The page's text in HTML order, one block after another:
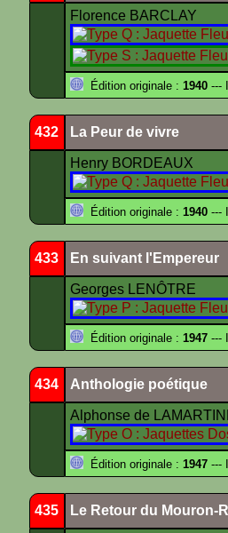
Florence BARCLAY
Édition originale : 1940 ---
432 La Peur de vivre
Henry BORDEAUX
Édition originale : 1940 ---
433 En suivant l'Empereur
Georges LENÔTRE
Édition originale : 1947 ---
434 Anthologie poétique
Alphonse de
Édition originale : 1947 ---
435 Le Retour du Mouron-